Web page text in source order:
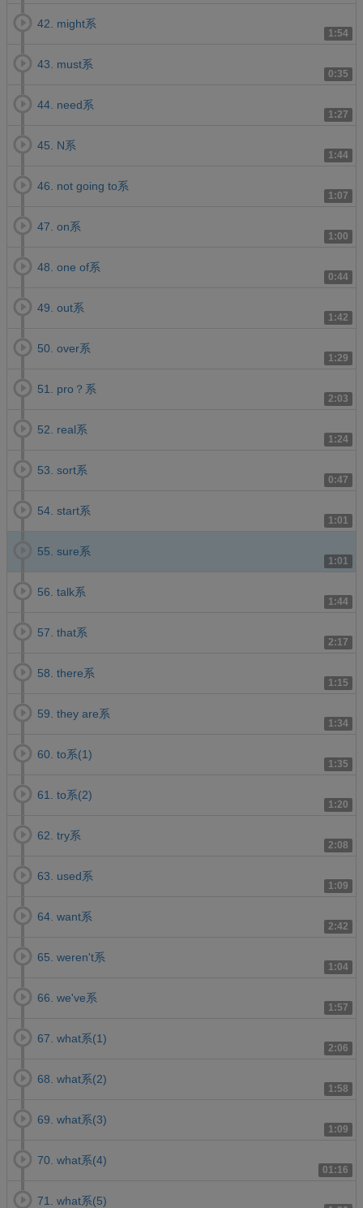
1:54
42. might系
0:35
43. must系
1:27
44. need系
1:44
45. N系
1:07
46. not going to系
1:00
47. on系
0:44
48. one of系
1:42
49. out系
1:29
50. over系
2:03
51. pro？系
1:24
52. real系
0:47
53. sort系
1:01
54. start系
1:01
55. sure系
1:44
56. talk系
2:17
57. that系
1:15
58. there系
1:34
59. they are系
1:35
60. to系(1)
1:20
61. to系(2)
2:08
62. try系
1:09
63. used系
2:42
64. want系
1:04
65. weren't系
1:57
66. we've系
2:06
67. what系(1)
1:58
68. what系(2)
1:09
69. what系(3)
01:16
70. what系(4)
71. what系(5)